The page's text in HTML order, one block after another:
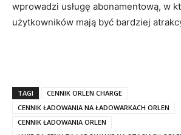
wprowadzi usługę abonamentową, w
użytkowników mają być bardziej
TAGI
CENNIK ORLEN CHARGE
CENNIK ŁADOWANIA NA ŁADOWARKACH ORLEN
CENNIK ŁADOWANIA ORLEN